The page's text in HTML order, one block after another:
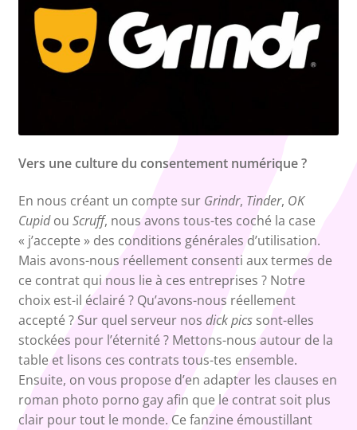
Vers une culture du consentement numérique ?
En nous créant un compte sur Grindr, Tinder, OK
Cupidou Scruff, nous avons tous-tes coché la case
« j’accepte » des conditions générales d’utilisation.
Mais avons-nous réellement consenti aux termes de
ce contrat qui nous lie à ces entreprises ? Notre
choix est-il éclairé ? Qu’avons-nous réellement
accepté ? Sur quel serveur nos dick picssont-elles
stockées pour l’éternité ? Mettons-nous autour de la
table et lisons ces contrats tous-tes ensemble.
Ensuite, on vous propose d’en adapter les clauses en
roman photo porno gay afin que le contrat soit plus
clair pour tout le monde. Ce fanzine émoustillant